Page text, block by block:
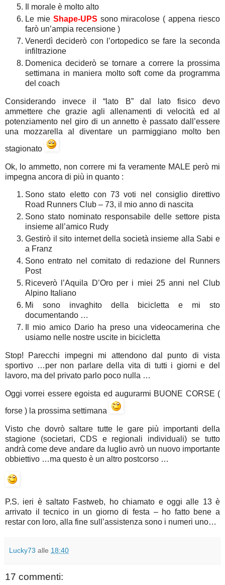
Il morale è molto alto
Le mie Shape-UPS sono miracolose ( appena riesco
farò un’ampia recensione )
Venerdì deciderò con l’ortopedico se fare la seconda
infiltrazione
Domenica deciderò se tornare a correre la prossima
settimana in maniera molto soft come da programma
del coach
Considerando invece il “lato B” dal lato fisico devo
ammettere che grazie agli allenamenti di velocità ed al
potenziamento nel giro di un annetto è passato dall’essere
una mozzarella al diventare un parmiggiano molto ben
stagionato
Ok, lo ammetto, non correre mi fa veramente MALE però mi
impegna ancora di più in quanto :
Sono stato eletto con 73 voti nel consiglio direttivo
Road Runners Club – 73, il mio anno di nascita
Sono stato nominato responsabile delle settore pista
insieme all’amico Rudy
Gestirò il sito internet della società insieme alla Sabi e
a Franz
Sono entrato nel comitato di redazione del Runners
Post
Riceverò l’Aquila D’Oro per i miei 25 anni nel Club
Alpino Italiano
Mi sono invaghito della bicicletta e mi sto
documentando …
Il mio amico Dario ha preso una videocamerina che
usiamo nelle nostre uscite in bicicletta
Stop! Parecchi impegni mi attendono dal punto di vista
sportivo …per non parlare della vita di tutti i giorni e del
lavoro, ma del privato parlo poco nulla …
Oggi vorrei essere egoista ed augurarmi BUONE CORSE (
forse ) la prossima settimana
Visto che dovrò saltare tutte le gare più importanti della
stagione (societari, CDS e regionali individuali) se tutto
andrà come deve andare da luglio avrò un nuovo importante
obbiettivo …ma questo è un altro postcorso …
P.S. ieri è saltato Fastweb, ho chiamato e oggi alle 13 è
arrivato il tecnico in un giorno di festa – ho fatto bene a
restar con loro, alla fine sull’assistenza sono i numeri uno…
Lucky73 alle 18:40
17 commenti: